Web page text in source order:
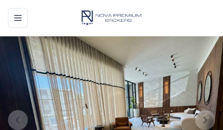
Toggle navigation menu